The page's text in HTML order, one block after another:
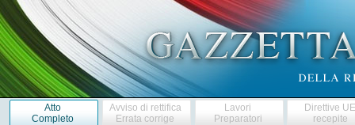
Atto
Completo
Avviso di rettifica
Errata corrige
Lavori
Preparatori
Direttive
recepite